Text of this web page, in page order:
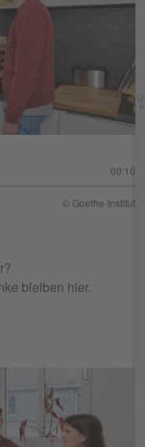
00:10
© Goethe-Institut
bleiben hier.